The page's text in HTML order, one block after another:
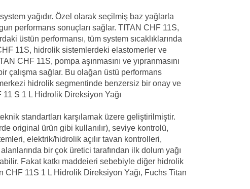
yağıdır. Özel olarak seçilmiş baz yağlarla
performans sonuçları sağlar. TITAN CHF 11S,
üstün performansı, tüm system sıcaklıklarında
11S, hidrolik sistemlerdeki elastomerler ve
CHF 11S, pompa aşınmasını ve yıpranmasını
çalışma sağlar. Bu olağan üstü performans
hidrolik segmentinde benzersiz bir onay ve
S 1 L Hidrolik Direksiyon Yağı
standartları karşılamak üzere geliştirilmiştir.
original ürün gibi kullanılır), seviye kontrolü,
elektrik/hidrolik açılır tavan kontrolleri,
bir çok üretici tarafından ilk dolum yağı
Fakat katkı maddeieri sebebiyle diğer hidrolik
CHF 11S 1 L Hidrolik Direksiyon Yağı, Fuchs Titan